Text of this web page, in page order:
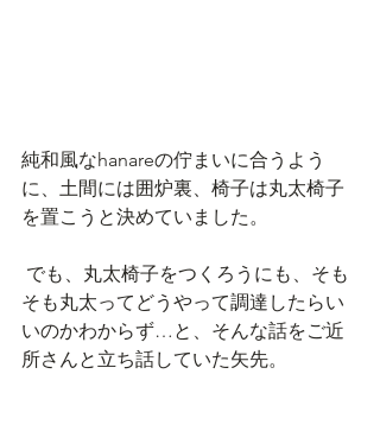
純和風なhanareの佇まいに合うよう
に、土間には囲炉裏、椅子は丸太椅子
を置こうと決めていました。
そも丸太ってどうやって調達したらい
いのかわからず…と、そんな話をご近
所さんと立ち話していた矢先。